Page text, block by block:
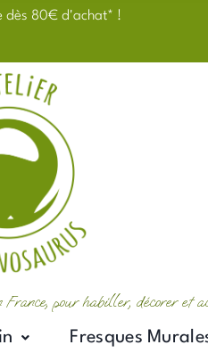
dès 80€ d'achat* !
pour habiller, décorer et
Fresques